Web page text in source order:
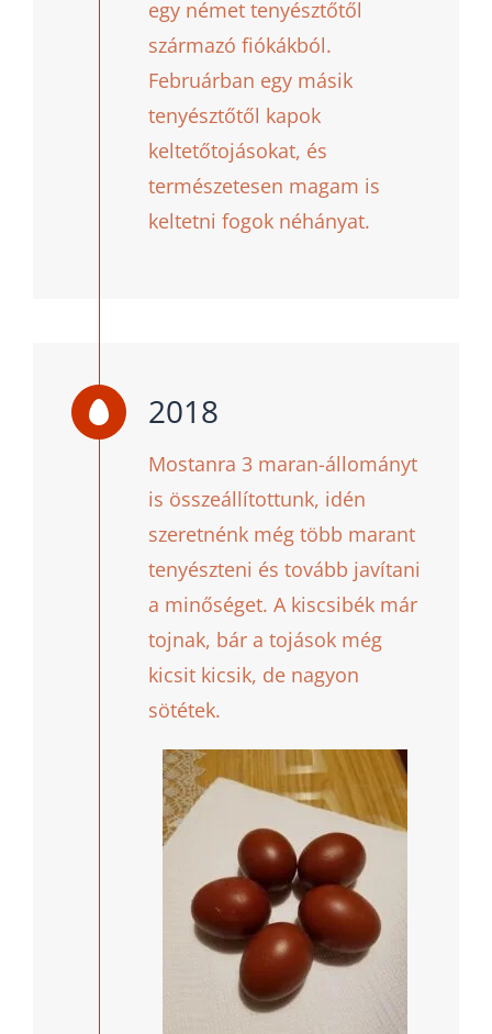
egy német tenyésztőtől
származó fiókákból.
Februárban egy másik
tenyésztőtől kapok
keltetőtojásokat, és
természetesen magam is
keltetni fogok néhányat.
2018
Mostanra 3 maran-állományt
is összeállítottunk, idén
szeretnénk még több marant
tenyészteni és tovább javítani
a minőséget. A kiscsibék már
tojnak, bár a tojások még
kicsit kicsik, de nagyon
sötétek.